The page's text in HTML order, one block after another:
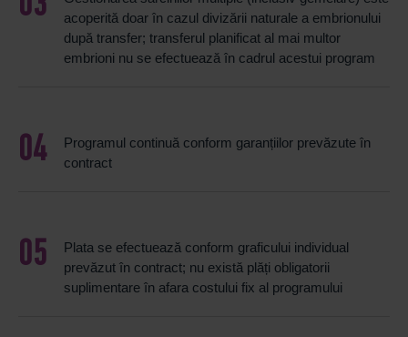
acoperită doar în cazul divizării naturale a embrionului
după transfer; transferul planificat al mai multor
embrioni nu se efectuează în cadrul acestui program
Programul continuă conform garanțiilor prevăzute în
contract
Plata se efectuează conform graficului individual
prevăzut în contract; nu există plăți obligatorii
suplimentare în afara costului fix al programului